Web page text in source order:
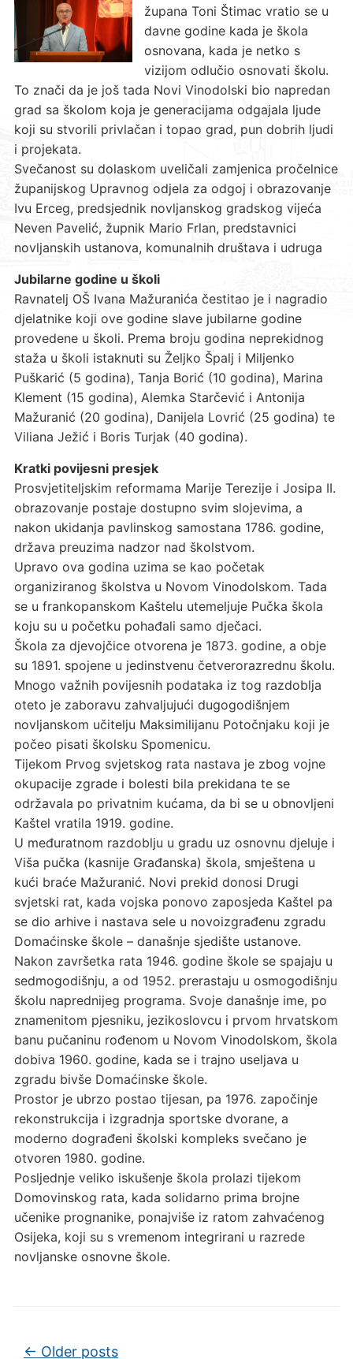
župana Toni Štimac vratio se u
davne godine kada je škola
osnovana, kada je netko s
vizijom odlučio osnovati školu.
To znači da je još tada Novi Vinodolski bio napredan
grad sa školom koja je generacijama odgajala ljude
koji su stvorili privlačan i topao grad, pun dobrih ljudi
i projekata.
Svečanost su dolaskom uveličali zamjenica pročelnice
županijskog Upravnog odjela za odgoj i obrazovanje
Ivu Erceg, predsjednik novljanskog gradskog vijeća
Neven Pavelić, župnik Mario Frlan, predstavnici
novljanskih ustanova, komunalnih društava i udruga
Jubilarne godine u školi
Ravnatelj OŠ Ivana Mažuranića čestitao je i nagradio
djelatnike koji ove godine slave jubilarne godine
provedene u školi. Prema broju godina neprekidnog
staža u školi istaknuti su Željko Špalj i Miljenko
Puškarić (5 godina), Tanja Borić (10 godina), Marina
Klement (15 godina), Alemka Starčević i Antonija
Mažuranić (20 godina), Danijela Lovrić (25 godina) te
Viliana Ježić i Boris Turjak (40 godina).
Kratki povijesni presjek
Prosvjetiteljskim reformama Marije Terezije i Josipa II.
obrazovanje postaje dostupno svim slojevima, a
nakon ukidanja pavlinskog samostana 1786. godine,
država preuzima nadzor nad školstvom.
Upravo ova godina uzima se kao početak
organiziranog školstva u Novom Vinodolskom. Tada
se u frankopanskom Kaštelu utemeljuje Pučka škola
koju su u početku pohađali samo dječaci.
Škola za djevojčice otvorena je 1873. godine, a obje
su 1891. spojene u jedinstvenu četverorazrednu školu.
Mnogo važnih povijesnih podataka iz tog razdoblja
oteto je zaboravu zahvaljujući dugogodišnjem
novljanskom učitelju Maksimilijanu Potočnjaku koji je
počeo pisati školsku Spomenicu.
Tijekom Prvog svjetskog rata nastava je zbog vojne
okupacije zgrade i bolesti bila prekidana te se
održavala po privatnim kućama, da bi se u obnovljeni
Kaštel vratila 1919. godine.
U međuratnom razdoblju u gradu uz osnovnu djeluje i
Viša pučka (kasnije Građanska) škola, smještena u
kući braće Mažuranić. Novi prekid donosi Drugi
svjetski rat, kada vojska ponovo zaposjeda Kaštel pa
se dio arhive i nastava sele u novoizgrađenu zgradu
Domaćinske škole – današnje sjedište ustanove.
Nakon završetka rata 1946. godine škole se spajaju u
sedmogodišnju, a od 1952. prerastaju u osmogodišnju
školu naprednijeg programa. Svoje današnje ime, po
znamenitom pjesniku, jezikoslovcu i prvom hrvatskom
banu pučaninu rođenom u Novom Vinodolskom, škola
dobiva 1960. godine, kada se i trajno useljava u
zgradu bivše Domaćinske škole.
Prostor je ubrzo postao tijesan, pa 1976. započinje
rekonstrukcija i izgradnja sportske dvorane, a
moderno dograđeni školski kompleks svečano je
otvoren 1980. godine.
Posljednje veliko iskušenje škola prolazi tijekom
Domovinskog rata, kada solidarno prima brojne
učenike prognanike, ponajviše iz ratom zahvaćenog
Osijeka, koji su s vremenom integrirani u razrede
novljanske osnovne škole.
Post navigation
← Older posts